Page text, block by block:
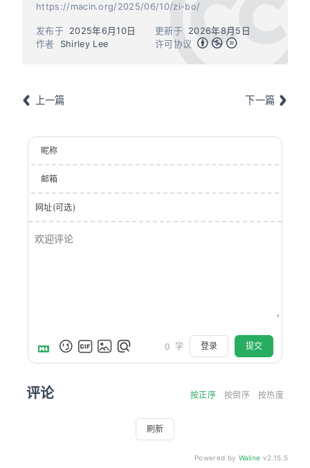
https://macin.org/2025/06/10/zi-bo/
作者 Shirley Lee
发布于 2025年6月10日 更新于
2026年8月5日
许可协议
上一篇 下一篇
昵称
邮箱
网址(可选)
0 字 登录 提交
评论 按正序 按倒序 按热度
刷新
Powered by Waline v2.15.5